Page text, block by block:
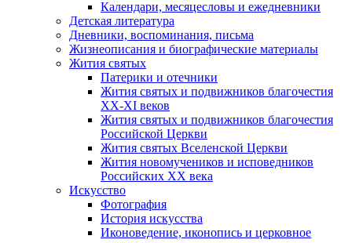
Календари, месяцесловы и ежедневники
Детская литература
Дневники, воспоминания, письма
Жизнеописания и биографические материалы
Жития святых
Патерики и отечники
Жития святых и подвижников благочестия
ХХ-XI веков
Жития святых и подвижников благочестия
Российской Церкви
Жития святых Вселенской Церкви
Жития новомучеников и исповедников
Российских ХХ века
Искусство
Фотография
История искусства
Иконоведение, иконопись и церковное